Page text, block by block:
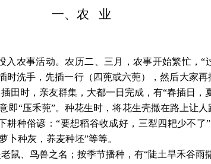
一、农 业
入农事活动。农历二、三月，农事开始繁忙，“
洗手，先插一行（四蔸或六蔸），然后大家
田时，亲友群集，大都一日完成，有“春插日
即“压禾蔸”。种花生时，将花生壳撒在路上让
种俗谚：“要想稻谷收成好，三犁四耙少不了
卜种灰，养麦种坯”等等。
鼠、鸟兽之名；按季节播种，有“陡土旱禾谷雨